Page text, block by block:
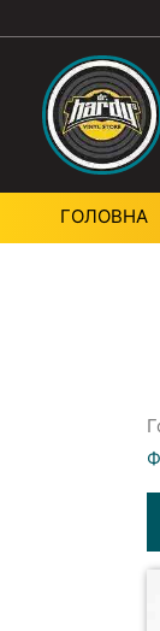
ГОЛОВНА